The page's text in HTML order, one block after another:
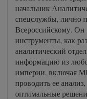
начальник
спецслужбы, лично
Всероссийскому. Он
инструменты, как
аналитический
информацию из
империи, включая
проводить ее
оптимальные